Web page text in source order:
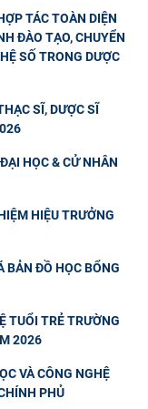
TÁC TOÀN DIỆN
ĐÀO TẠO, CHUYỂN
SỐ TRONG DƯỢC
SĨ, DƯỢC SĨ
HỌC & CỬ NHÂN
HIỆU TRƯỞNG
BẢN ĐỒ HỌC BỔNG
TUỔI TRẺ TRƯỜNG
2026
VÀ CÔNG NGHỆ
PHỦ